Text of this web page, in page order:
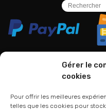
Gérer le
cookies
Pour offrir les meilleures
telles que les cookies pour